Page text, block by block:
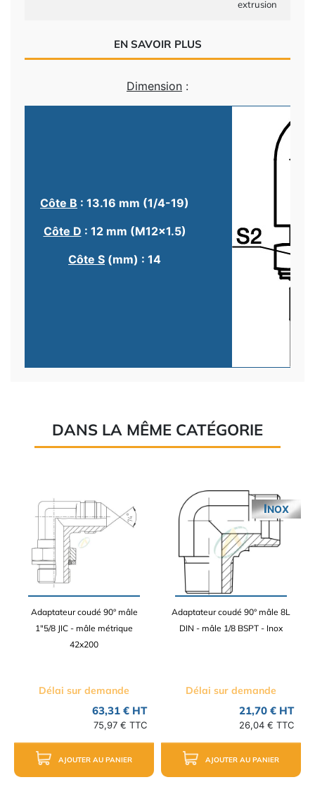
extrusion
EN SAVOIR PLUS
Dimension :
Côte B : 13.16 mm (1/4-19)
Côte D : 12 mm (M12x1.5)
Côte S (mm) : 14
DANS LA MÊME CATÉGORIE
Adaptateur coudé 90° mâle
1"5/8 JIC - mâle métrique
42x200
Délai sur demande
63,31 € HT
75,97 € TTC
AJOUTER AU PANIER
Adaptateur coudé 90° mâle 8L
DIN - mâle 1/8 BSPT - Inox
Délai sur demande
21,70 € HT
26,04 € TTC
AJOUTER AU PANIER
INOX